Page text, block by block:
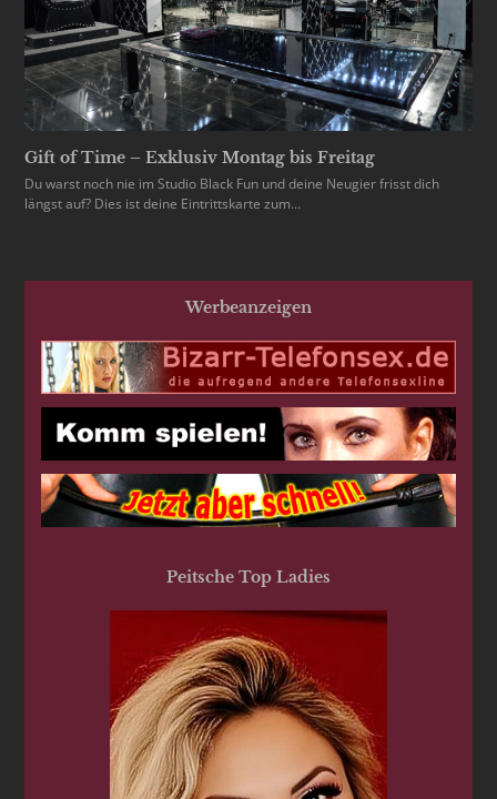
Gift of Time – Exklusiv Montag bis Freitag
Du warst noch nie im Studio Black Fun und deine Neugier frisst dich
längst auf? Dies ist deine Eintrittskarte zum…
Werbeanzeigen
Peitsche Top Ladies